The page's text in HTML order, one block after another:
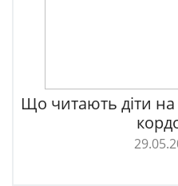
Що читають діти на